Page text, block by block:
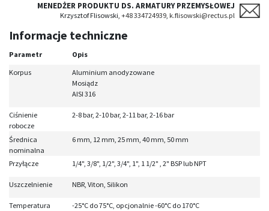
MENEDŻER PRODUKTU DS. ARMATURY PRZEMYSŁOWEJ
Krzysztof Flisowski,+48 334724939, k.flisowski@rectus.pl
Informacje techniczne
Parametr Opis
Korpus
Aluminium anodyzowane
Mosiądz
AISI 316
Ciśnienie
robocze
2-8 bar, 2-10 bar, 2-11 bar, 2-16 bar
Średnica
nominalna
6 mm, 12 mm, 25 mm, 40 mm, 50 mm
Przyłącze 1/4", 3/8", 1/2", 3/4", 1", 1 1/2" , 2" BSP lub NPT
Uszczelnienie NBR, Viton, Silikon
Temperatura
-25°C do 75°C, opcjonalnie -60°C do 170°C